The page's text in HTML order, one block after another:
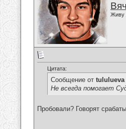
Живу
Цитата:
Сообщение от tululueva
Не всегда помогает
Пробовали? Говорят